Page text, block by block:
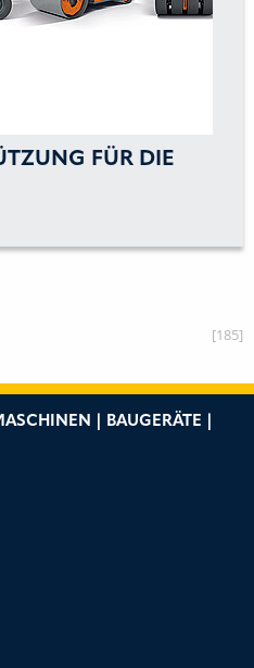
FÜR DIE
[185]
| BAUGERÄTE |